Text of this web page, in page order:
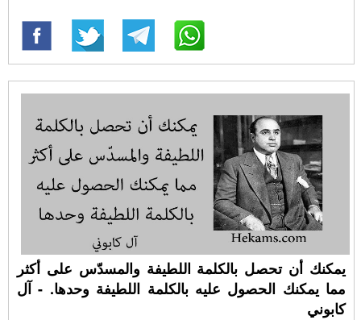
يمكنك أن تحصل بالكلمة اللطيفة والمسدّس على أكثر
مما يمكنك الحصول عليه بالكلمة اللطيفة وحدها. - آل
كابوني